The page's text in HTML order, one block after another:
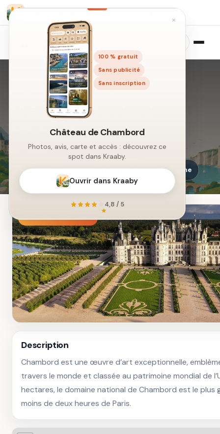
Lieux, événements et activités GRATUIT
×
100 % gratuit
Sans publicité
Sans inscription
Château de Chambord
Photos, avis, carte et accès : découvrez ce
spot dans Kraaby.
Ouvrir dans Kraaby
4,8 / 5
Lieux›Château de Chambord
Château de Chambord
41250 Chambord
Châteaux
Réserver Itinéraire Site web Téléphone
⭐ Lieu incontournable
Description
Chambord est une œuvre d’art exceptionnelle,
travers le monde et classée au patrimoine mondial de
hectares, le domaine national de Chambord est le plus
moins de deux heures de Paris.